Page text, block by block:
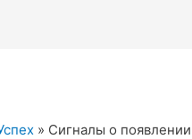
» Сигналы о